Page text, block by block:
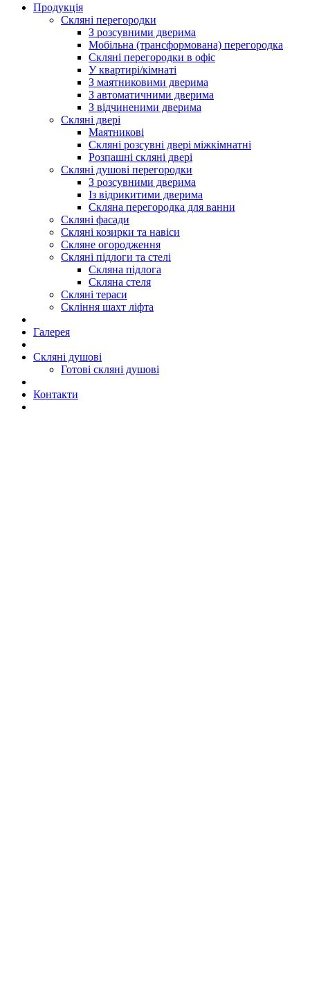
Продукція
Скляні перегородки
З розсувними дверима
Мобільна (трансформована) перегородка
Скляні перегородки в офіс
У квартирі/кімнаті
З маятниковими дверима
З автоматичними дверима
З відчиненими дверима
Скляні двері
Маятникові
Скляні розсувні двері міжкімнатні
Розпашні скляні двері
Скляні душові перегородки
З розсувними дверима
Із відрикитими дверима
Скляна перегородка для ванни
Скляні фасади
Скляні козирки та навіси
Скляне огородження
Скляні підлоги та стелі
Скляна підлога
Скляна стеля
Скляні тераси
Скління шахт ліфта
Галерея
Скляні душові
Готові скляні душові
Контакти